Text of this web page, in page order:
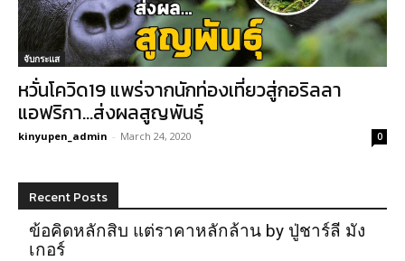
จับกระแส
หวั่นโควิด19 แพร่จากนักท่องเที่ยวสู่กอริลลา
แอฟริกา…ส่งผลสูญพันธุ์
kinyupen_admin - March 24, 2020 0
Recent Posts
ข้อคิดหลักสิบ แต่ราคาหลักล้าน by ปู่ชาร์ลี มัง
เกอร์